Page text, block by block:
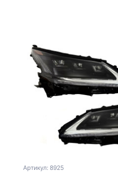
Артикул: 8925